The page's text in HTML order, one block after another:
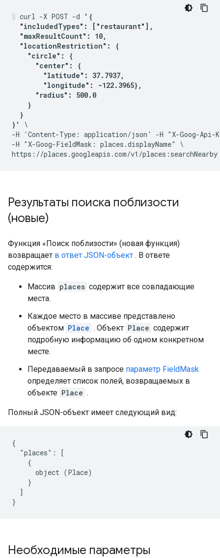
curl -X POST -d
'{
  "includedTypes": ["restaurant"],
  "maxResultCount": 10,
  "locationRestriction": {
    "circle": {
      "center": {
        "latitude": 37.7937,
        "longitude": -122.3965},
      "radius": 500.0
    }
  }
}'
\
-H 'Content-Type: application/json' -H "X-Goog-Api-
-H "X-Goog-FieldMask: places.displayName" \
Результаты поиска поблизости
(новые)
Функция «Поиск поблизости» (новая функция)
возвращает в ответ JSON-объект . В ответе
содержится:
Массив places содержит все совпадающие
места.
Каждое место в массиве представлено
объектом Place . Объект Place содержит
подробную информацию об одном конкретном
месте.
Передаваемый в запросе параметр FieldMask
определяет список полей, возвращаемых в
объекте Place .
Полный JSON-объект имеет следующий вид:
{
  "places": [
    {
      object (Place)
    }
  ]
}
Необходимые параметры